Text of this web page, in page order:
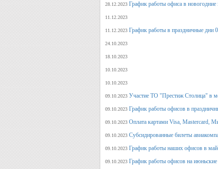
28.12.2023 График работы офиса в новогодние
11.12.2023
11.12.2023 График работы в праздничные дни
24.10.2023
18.10.2023
10.10.2023
10.10.2023
09.10.2023 Участие ТО "Престиж Столица" в
09.10.2023 График работы офисов в
09.10.2023 Оплата картами Visa, Mastercard,
09.10.2023 Субсидированные билеты
09.10.2023 График работы наших офисов в
09.10.2023 График работы офисов на